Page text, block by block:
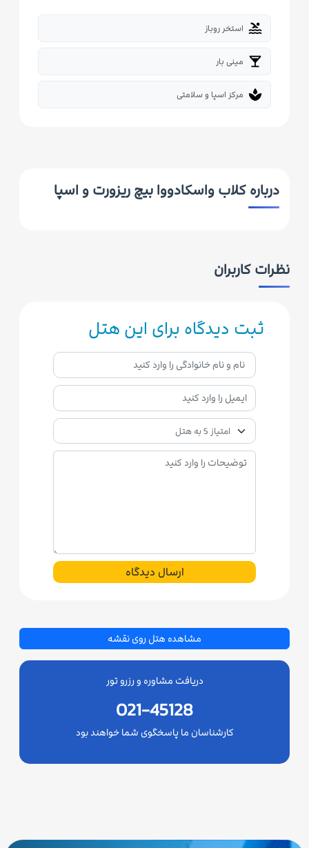
pool استخر روباز
local_bar مینی بار
spa مرکز اسپا و سلامتی
درباره کلاب واسکادووا بیچ ریزورت و اسپا
نظرات کاربران
ثبت دیدگاه برای این هتل
ارسال دیدگاه
مشاهده هتل روی نقشه
دریافت مشاوره و رزرو تور
021-45128
کارشناسان ما پاسخگوی شما خواهند بود